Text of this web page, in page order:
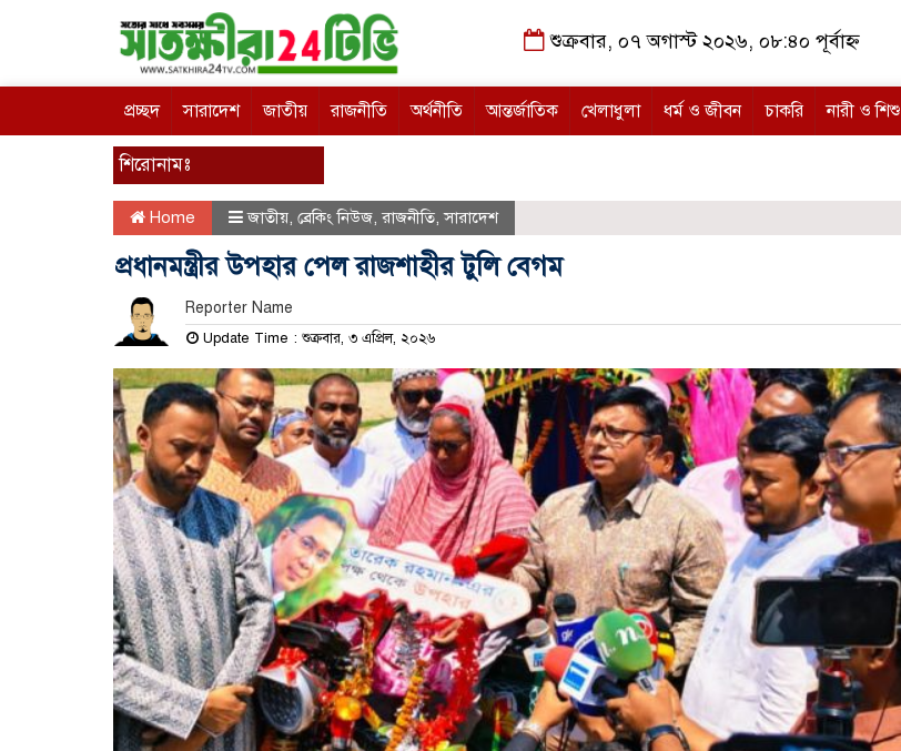
শুক্রবার, ০৭ অগাস্ট ২০২৬, ০৮:৪০ পূর্বাহ্ন
প্রচ্ছদ সারাদেশ জাতীয় রাজনীতি অর্থনীতি আন্তর্জাতিক খেলাধুলা ধর্ম ও জীবন চাকরি নারী ও শিশু
শিরোনামঃ
Home জাতীয়, ব্রেকিং নিউজ, রাজনীতি,সারাদেশ
প্রধানমন্ত্রীর উপহার পেল রাজশাহীর টুলি বেগম
Reporter Name
Update Time : শুক্রবার, ৩ এপ্রিল, ২০২৬